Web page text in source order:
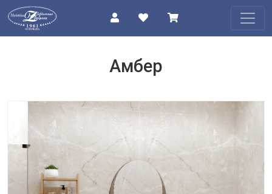
ПРОЕКТЫ
КОНТАКТЫ
Амбер